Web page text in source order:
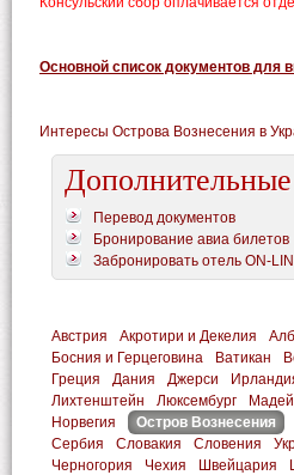
Основной список документов для
Интересы Острова Вознесения в
Перевод документов
Бронирование авиа билетов
Забронировать отель ON-
Австрия Акротири и Декелия
Босния и Герцеговина
Ватикан
Греция
Дания Джерси
Лихтенштейн
Люксембург
Норвегия
Остров Вознесения
Сербия
Словакия Словения
Черногория
Чехия Швейцария